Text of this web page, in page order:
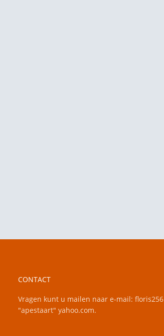
CONTACT
Vragen kunt u mailen naar e-mail: floris256
"apestaart" yahoo.com.